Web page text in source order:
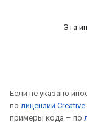
Эта
Если не указано
по лицензии
примеры кода – по